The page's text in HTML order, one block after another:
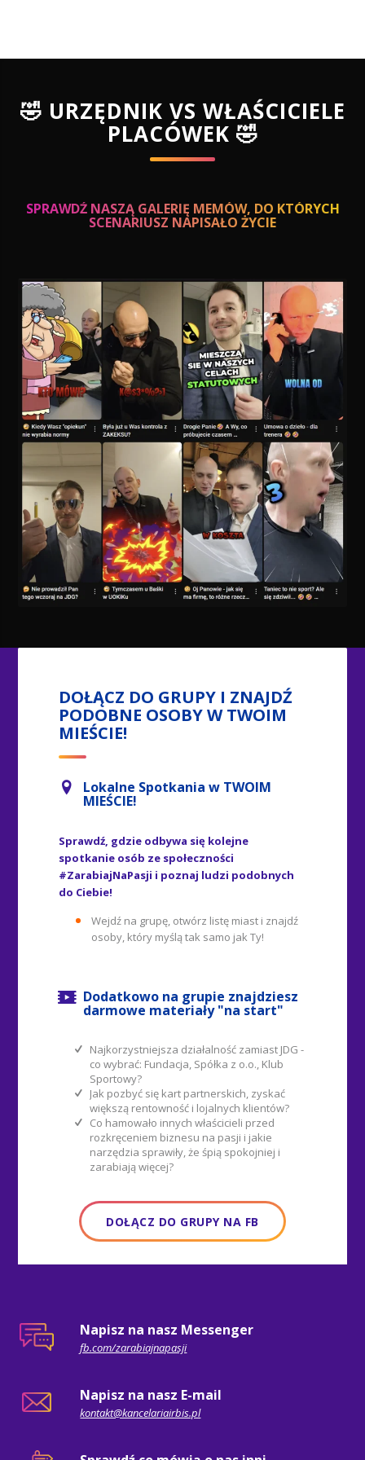
🤣 URZĘDNIK VS WŁAŚCICIELE
PLACÓWEK 🤣
SCENARIUSZ NAPISAŁO ŻYCIE
PODOBNE OSOBY W TWOIM
MIEŚCIE!
MIEŚCIE!
spotkanie osób ze społeczności
#ZarabiajNaPasji i poznaj ludzi podobnych
do Ciebie!
osoby, który myślą tak samo jak Ty!
darmowe materiały "na start"
co wybrać: Fundacja, Spółka z o.o., Klub
Sportowy?
Jak pozbyć się kart partnerskich, zyskać
większą rentowność i lojalnych klientów?
Co hamowało innych właścicieli przed
rozkręceniem biznesu na pasji i jakie
narzędzia sprawiły, że śpią spokojniej i
zarabiają więcej?
DOŁĄCZ DO GRUPY NA FB
fb.com/zarabiajnapasji
kontakt@kancelariairbis.pl